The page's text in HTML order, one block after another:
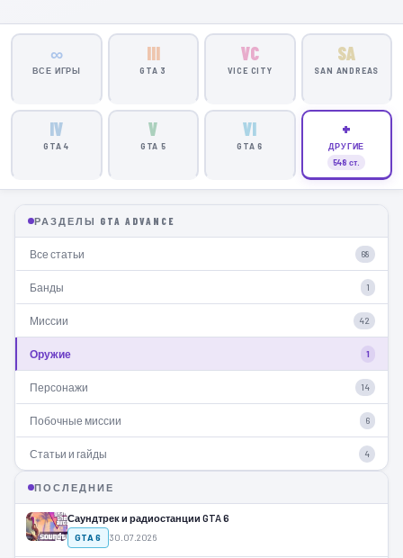
∞
ВСЕ ИГРЫ
III
GTA 3
VC
VICE CITY
SA
SAN ANDREAS
IV
GTA 4
V
GTA 5
VI
GTA 6
+
ДРУГИЕ
548 ст.
РАЗДЕЛЫ GTA ADVANCE
Все статьи 68
Банды 1
Миссии 42
Оружие 1
Персонажи 14
Побочные миссии 6
Статьи и гайды 4
ПОСЛЕДНИЕ
Саундтрек и радиостанции GTA 6
GTA 6 30.07.2026